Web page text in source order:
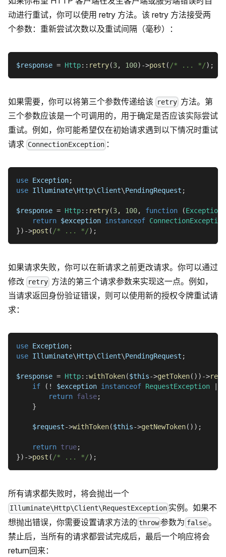
动进行重试，你可以使用 retry 方法。该 retry 方法接受两
个参数：重新尝试次数以及重试间隔（毫秒）：
$response = Http:: retry(3, 100) ->post ( /* ... */) ;
如果需要，你可以将第三个参数传递给该 retry 方法。第
三个参数应该是一个可调用的，用于确定是否应该实际尝试
重试。例如，你可能希望仅在初始请求遇到以下情况时重试
请求 ConnectionException ：
use Exception;
use Illuminate\Http\Client\PendingRequest ;
$response = Http:: retry(3, 100, function (Exception
return $exception instanceof ConnectionException
}) ->post ( /* ... */) ;
如果请求失败，你可以在新请求之前更改请求。你可以通过
修改 retry 方法的第三个请求参数来实现这一点。例如，
当请求返回身份验证错误，则可以使用新的授权令牌重试请
求：
use Exception;
use Illuminate\Http\Client\PendingRequest ;
$response = Http::withToken($this->getToken( ) ) ->
if
( ! $exception instanceof RequestException
return false;
}
$request->withToken($this->getNewToken( ) ) ;
return true;
}) ->post ( /* ... */) ;
所有请求都失败时，将会抛出一个
Illuminate\Http\Client\RequestException 实例。如果不
想抛出错误，你需要设置请求方法的 throw参数为 false。
禁止后，当所有的请求都尝试完成后，最后一个响应将会
return回来：